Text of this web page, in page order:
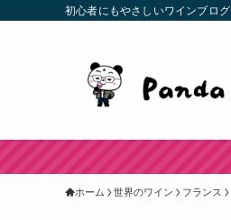
初心者にもやさしいワインブログ
ホーム 世界のワイン フランス